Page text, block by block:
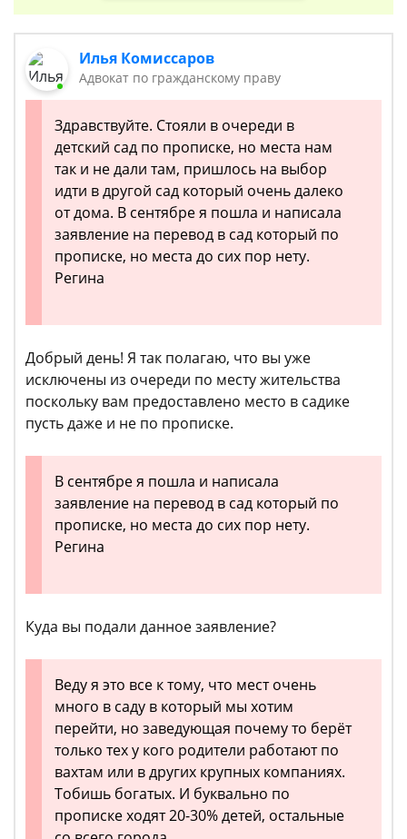
Илья Комиссаров
Адвокат по гражданскому праву
Здравствуйте. Стояли в очереди в
детский сад по прописке, но места нам
так и не дали там, пришлось на выбор
идти в другой сад который очень далеко
от дома. В сентябре я пошла и написала
заявление на перевод в сад который по
прописке, но места до сих пор нету.
Регина
Добрый день! Я так полагаю, что вы уже
исключены из очереди по месту жительства
поскольку вам предоставлено место в садике
пусть даже и не по прописке.
В сентябре я пошла и написала
заявление на перевод в сад который по
прописке, но места до сих пор нету.
Регина
Куда вы подали данное заявление?
Веду я это все к тому, что мест очень
много в саду в который мы хотим
перейти, но заведующая почему то берёт
только тех у кого родители работают по
вахтам или в других крупных компаниях.
Тобишь богатых. И буквально по
прописке ходят 20-30% детей, остальные